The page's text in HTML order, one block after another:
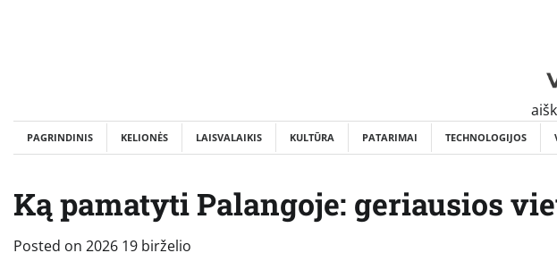
PAGRINDINIS KELIONĖS LAISVALAIKIS KULTŪRA PATARIMAI TECHNOLOGIJOS
Ką pamatyti Palangoje: geriausios
Posted on 2026 19 birželio